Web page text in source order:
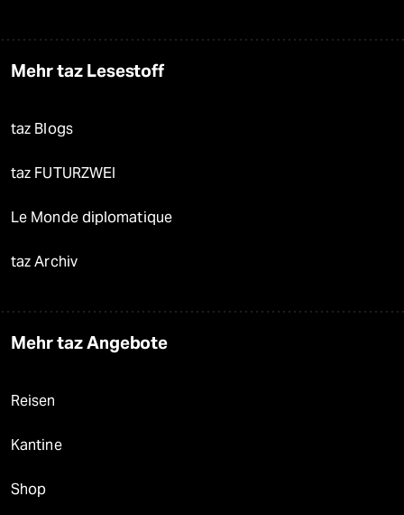
Mehr taz Lesestoff
taz Blogs
taz FUTURZWEI
Le Monde diplomatique
taz Archiv
Mehr taz Angebote
Reisen
Kantine
Shop